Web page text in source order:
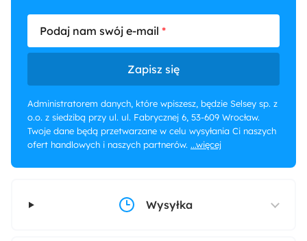
Podaj nam swój e-mail
Zapisz się
Administratorem danych, które wpiszesz, będzie Selsey sp. z
o.o. z siedzibą przy ul. ul. Fabrycznej 6, 53-609 Wrocław.
Twoje dane będą przetwarzane w celu wysyłania Ci naszych
ofert handlowych i naszych partnerów. ...więcej
Wysyłka